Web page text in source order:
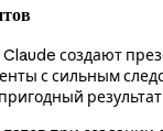
создают
с сильным